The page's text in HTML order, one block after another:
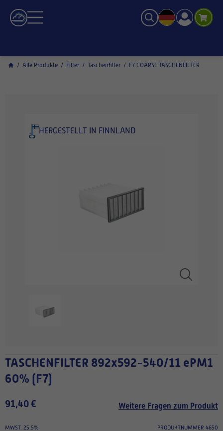
/ Alle Produkte / Filter / Taschenfilter / F7 COARSE TASCHENFILTER
HERGESTELLT IN FINNLAND
TASCHENFILTER 892x592-540/11 ePM1
60% (F7)
91,40 € Weitere Fragen zum Produkt
MWST. 25.5% PRODUKTNUMMER 4650